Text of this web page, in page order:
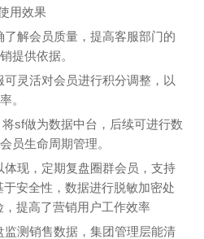
用效果
解会员质量，提高客服部门的
提供依据。
灵活对会员进行积分调整，以
。
sf做为数据中台，后续可进行数
员生命周期管理。
体现，定期复盘圈群会员，支持
安全性，数据进行脱敏加密处
提高了营销用户工作效率
监测销售数据，集团管理层能清